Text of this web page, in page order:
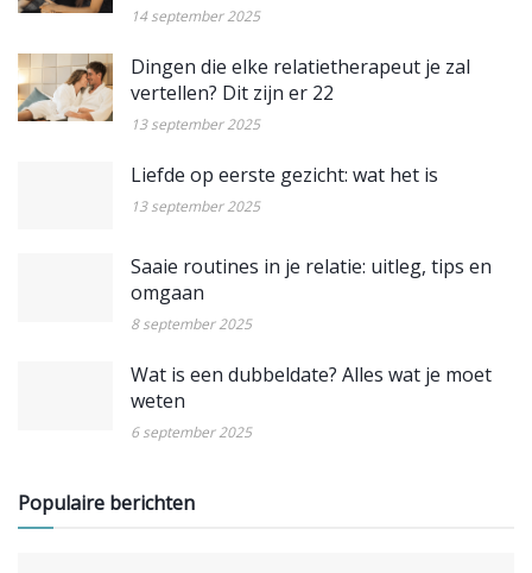
14 september 2025
Dingen die elke relatietherapeut je zal
vertellen? Dit zijn er 22
13 september 2025
Liefde op eerste gezicht: wat het is
13 september 2025
Saaie routines in je relatie: uitleg, tips en
omgaan
8 september 2025
Wat is een dubbeldate? Alles wat je moet
weten
6 september 2025
Populaire berichten